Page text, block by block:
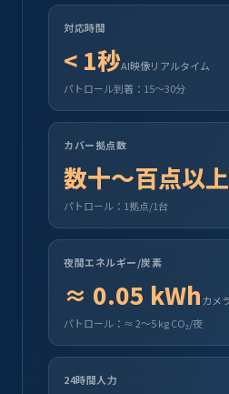
対応時間
< 1秒AI映像リアルタイム
パトロール到着：15～30分
カバー拠点数
数十～百点以上
パトロール：1拠点/1台
夜間エネルギー/炭素
≈ 0.05 kWhカメ
パトロール：≈ 2～5 kg CO₂/夜
24時間人力